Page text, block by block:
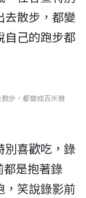
去散步，都變
自己的跑步都
步，都變成百米競
別喜歡吃，錄
是抱著錄
，笑說錄影前